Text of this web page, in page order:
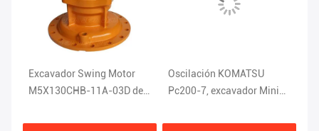
Excavador Swing Motor
M5X130CHB-11A-03D de
Oscilación KOMATSU
Pc200-7, excavador Mini
MB85